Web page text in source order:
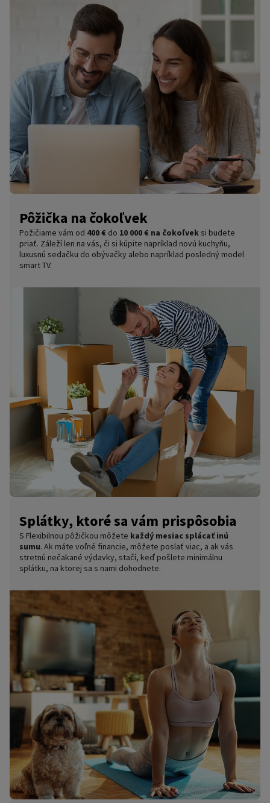
Pôžička na čokoľvek
Požičiame vám od 400 € do 10 000 € na čokoľvek si budete
priať. Záleží len na vás, či si kúpite napríklad novú kuchyňu,
luxusnú sedačku do obývačky alebo napríklad posledný model
smart TV.
Splátky, ktoré sa vám prispôsobia
S Flexibilnou pôžičkou môžete každý mesiac splácať inú
sumu. Ak máte voľné financie, môžete poslať viac, a ak vás
stretnú nečakané výdavky, stačí, keď pošlete minimálnu
splátku, na ktorej sa s nami dohodnete.